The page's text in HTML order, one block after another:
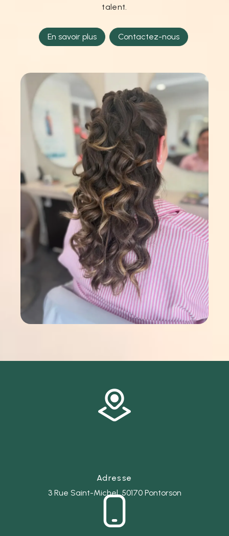
talent.
En savoir plus Contactez-nous
Adresse
3 Rue Saint-Michel, 50170 Pontorson